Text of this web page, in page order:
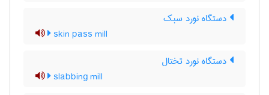
دستگاه نورد سبک
skin pass mill
دستگاه نورد تختال
slabbing mill